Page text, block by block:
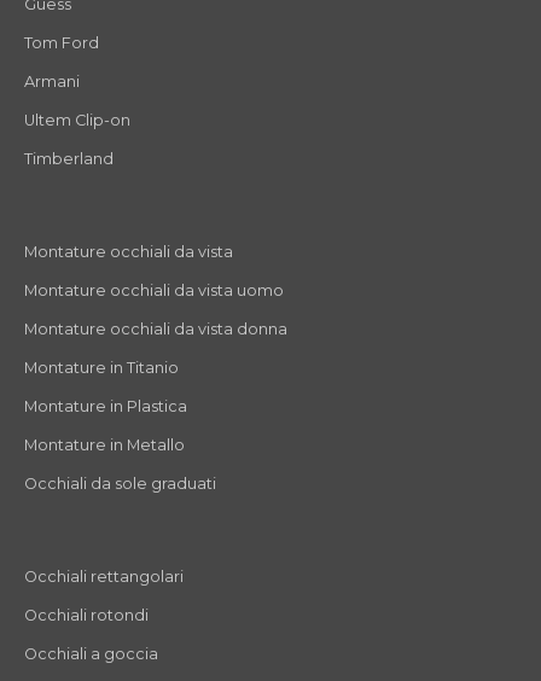
Guess
Tom Ford
Armani
Ultem Clip-on
Timberland
Montature occhiali da vista
Montature occhiali da vista uomo
Montature occhiali da vista donna
Montature in Titanio
Montature in Plastica
Montature in Metallo
Occhiali da sole graduati
Occhiali rettangolari
Occhiali rotondi
Occhiali a goccia